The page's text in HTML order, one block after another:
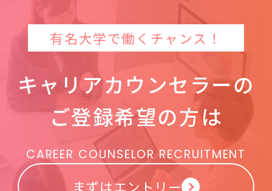
有名大学で働くチャンス！
キャリアカウンセラーの
ご登録希望の方は
CAREER COUNSELOR RECRUITMENT
まずはエントリー